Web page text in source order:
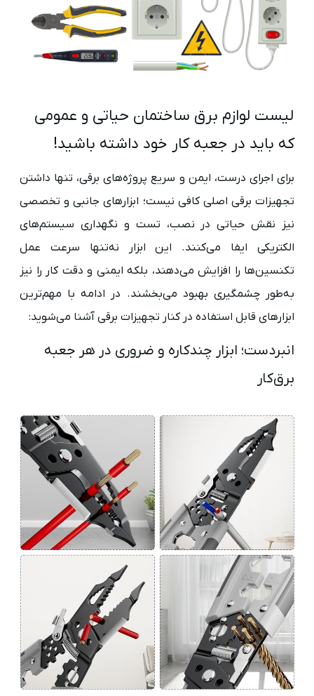
لیست لوازم برق ساختمان حیاتی و عمومی
که باید در جعبه کار خود داشته باشید!
برای اجرای درست، ایمن و سریع پروژه‌های برقی، تنها داشتن
تجهیزات برقی اصلی کافی نیست؛ ابزارهای جانبی و تخصصی
نیز نقش حیاتی در نصب، تست و نگهداری سیستم‌های
الکتریکی ایفا می‌کنند. این ابزار نه‌تنها سرعت عمل
تکنسین‌ها را افزایش می‌دهند، بلکه ایمنی و دقت کار را نیز
به‌طور چشمگیری بهبود می‌بخشند. در ادامه با مهم‌ترین
ابزارهای قابل استفاده در کنار تجهیزات برقی آشنا می‌شوید:
انبردست؛ ابزار چندکاره و ضروری در هر جعبه
برق‌کار